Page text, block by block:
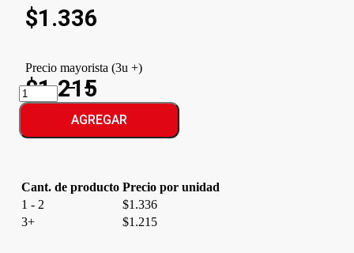
$1.336
Precio mayorista (3u +)
$1.215
ARCOR
SALSA
FILETTO AGREGAR
Cant. de producto Precio por unidad
1 - 2
$1.336
3+
$1.215